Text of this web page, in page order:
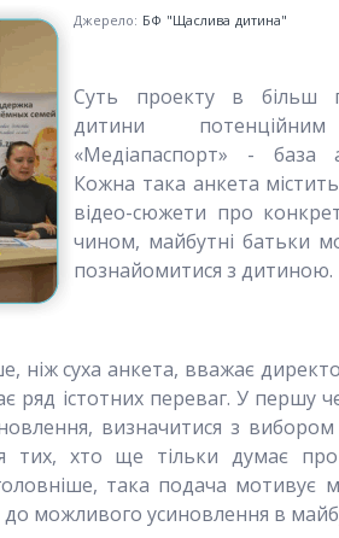
Джерело: БФ "Щаслива дитина"
Суть проекту в більш
дитини потенційним
«Медіапаспорт» - база
Кожна така анкета містить
відео-сюжети про
чином, майбутні батьки
познайомитися з дитиною.
ніж суха анкета, вважає
істотних переваг. У першу
визначитися з
тих, хто ще тільки думає
така подача мотивує
до можливого усиновлення в